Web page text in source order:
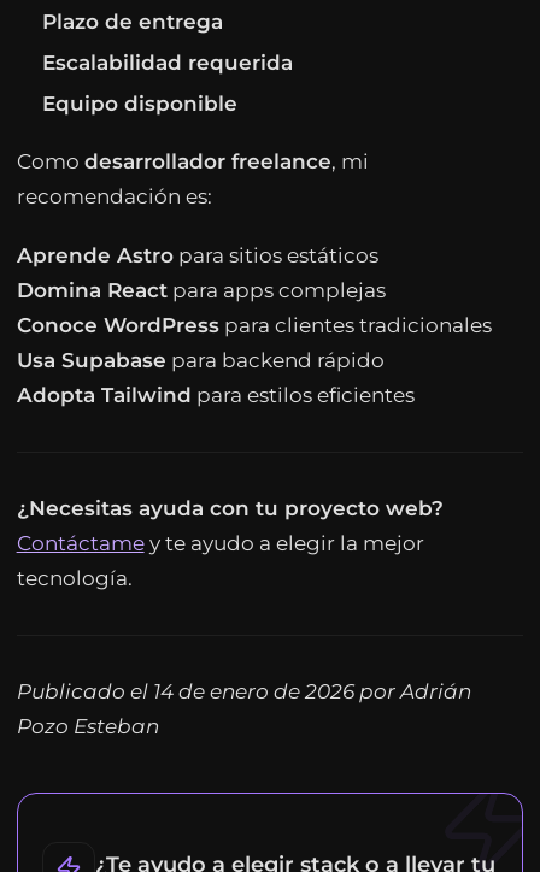
Plazo de entrega
Escalabilidad requerida
Equipo disponible
Como desarrollador freelance, mi
recomendación es:
Aprende Astropara sitios estáticos
Domina Reactpara apps complejas
Conoce WordPresspara clientes tradicionales
Usa Supabase para backend rápido
Adopta Tailwind para estilos eficientes
¿Necesitas ayuda con tu proyecto web?
Contáctamey te ayudo a elegir la mejor
tecnología.
Publicado el 14 de enero de 2026 por Adrián
Pozo Esteban
¿Te ayudo a elegir stack o a llevar tu